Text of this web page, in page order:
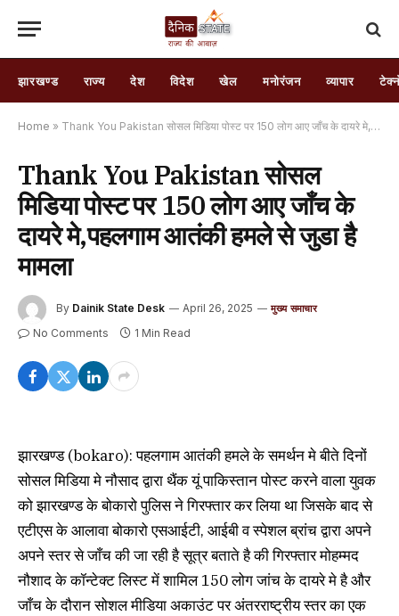
झारखण्ड राज्य देश विदेश खेल मनोरंजन व्यापार
Home » Thank You Pakistan सोसल मिडिया पोस्ट पर 150 लोग आए जाँच के दायरे मे,पहलगाम आतंकी हमले से जुडा है मामला
Thank You Pakistan सोसल
मिडिया पोस्ट पर 150 लोग आए जाँच के
दायरे मे,पहलगाम आतंकी हमले से जुडा है
मामला
By Dainik State Desk April 26, 2025 मुख्य समाचार
No Comments 1 Min Read
झारखण्ड (bokaro): पहलगाम आतंकी हमले के समर्थन मे बीते दिनों
सोसल मिडिया मे नौसाद द्वारा थैंक यूं पाकिस्तान पोस्ट करने वाला युवक
को झारखण्ड के बोकारो पुलिस ने गिरफ्तार कर लिया था जिसके बाद से
एटीएस के आलावा बोकारो एसआईटी, आईबी व स्पेशल ब्रांच द्वारा अपने
अपने स्तर से जाँच की जा रही है सूत्र बताते है की गिरफ्तार मोहम्मद
नौशाद के कॉन्टेक्ट लिस्ट में शामिल 150 लोग जांच के दायरे मे है और
जाँच के दौरान सोशल मीडिया अकाउंट पर अंतरराष्ट्रीय स्तर का एक